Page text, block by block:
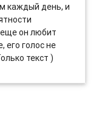
каждый день, и
он любит
его голос не
текст )